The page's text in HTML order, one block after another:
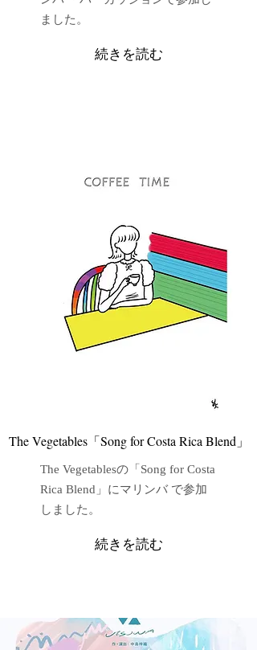
ました。
続きを読む
​The Vegetables「Song for Costa Rica Blend」
The Vegetablesの「Song for Costa
Rica Blend」にマリンバ で参加
しました。
続きを読む